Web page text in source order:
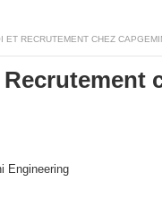
ET RECRUTEMENT CHEZ